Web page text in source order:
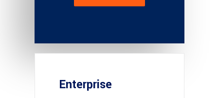
Enterprise